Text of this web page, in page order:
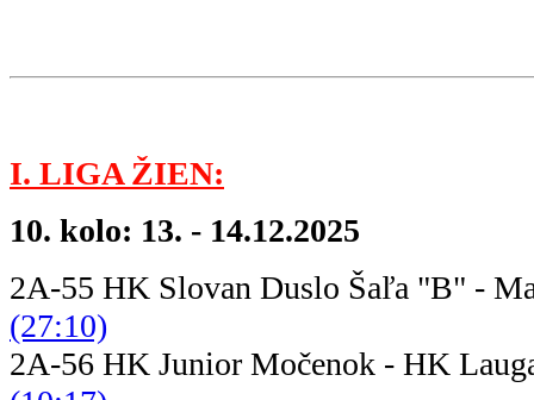
I. LIGA ŽIEN:
10. kolo: 13. - 14.12.2025
2A-55 HK Slovan Duslo Šaľa "B" -
(27:10)
2A-56 HK Junior Močenok - HK